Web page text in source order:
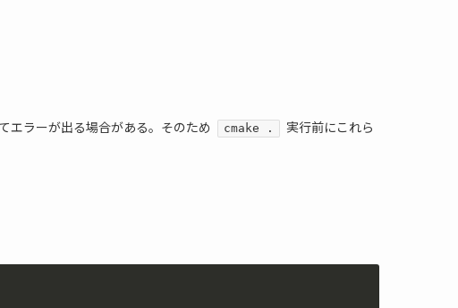
エラーが出る場合がある。そのため cmake .
実行前にこれら